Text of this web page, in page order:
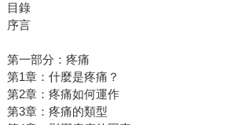
目錄
序言
第一部分：疼痛
第1章：什麼是疼痛？
第2章：疼痛如何運作
第3章：疼痛的類型